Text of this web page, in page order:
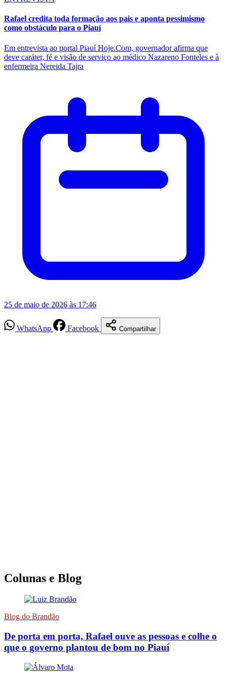
Rafael credita toda formação aos pais e aponta pessimismo
como obstáculo para o Piauí
Em entrevista ao portal Piauí Hoje.Com, governador afirma que
deve caráter, fé e visão de serviço ao médico Nazareno Fonteles e à
enfermeira Nereida Tajra
25 de maio de 2026 às 17:46
WhatsApp Facebook Compartilhar
Colunas e Blog
Blog do Brandão
De porta em porta, Rafael ouve as pessoas e colhe o
que o governo plantou de bom no Piauí